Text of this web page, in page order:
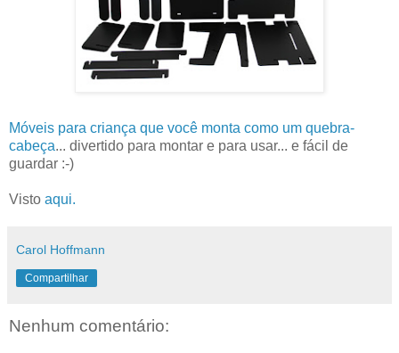
Móveis para criança que você monta como um quebra-
cabeça... divertido para montar e para usar... e fácil de
guardar :-)
Visto aqui.
Carol Hoffmann
Compartilhar
Nenhum comentário: